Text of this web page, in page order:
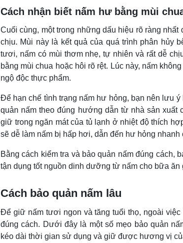
Cách nhận biết nấm hư bằng mùi
Cuối cùng, một trong những dấu hiệu rõ ràng
chịu. Mùi này là kết quả của quá trình phân hủy
tươi, nấm có mùi thơm nhẹ, tự nhiên và rất dễ
bằng mùi chua hoặc hôi rõ rệt. Lúc này, nấm
ngộ độc thực phẩm.
Để hạn chế tình trạng nấm hư hỏng, bạn nên lưu
quản nấm theo đúng hướng dẫn từ nhà sản
giữ trong ngăn mát của tủ lạnh ở nhiệt độ thích
sẽ dễ làm nấm bị hấp hơi, dẫn đến hư hỏng nhanh
Bằng cách kiểm tra và bảo quản nấm đúng
tận dụng tốt nguồn dinh dưỡng từ nấm cho bữa ăn
Cách bảo quản nấm lâu
Để giữ nấm tươi ngon và tăng tuổi thọ, ngoài
đúng cách. Dưới đây là một số mẹo bảo quản
kéo dài thời gian sử dụng và giữ được hương vị